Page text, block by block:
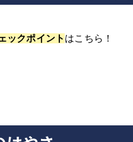
ックポイント はこちら！